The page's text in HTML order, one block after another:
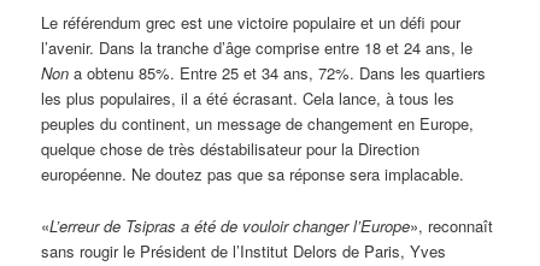
Le référendum grec est une victoire populaire et un défi pour
l’avenir. Dans la tranche d’âge comprise entre 18 et 24 ans, le
Non a obtenu 85%. Entre 25 et 34 ans, 72%. Dans les quartiers
les plus populaires, il a été écrasant. Cela lance, à tous les
peuples du continent, un message de changement en Europe,
quelque chose de très déstabilisateur pour la Direction
européenne. Ne doutez pas que sa réponse sera implacable.
«L’erreur de Tsipras a été de vouloir changer l’Europe», reconnaît
sans rougir le Président de l’Institut Delors de Paris, Yves